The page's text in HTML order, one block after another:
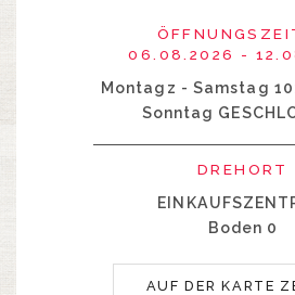
RESTAURANTS
06.08.2026 -
Montagz - Samstag
Sonntag
DREHORT
Boden 0
AUF DER KARTE